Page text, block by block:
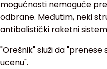
mogućnosti nemoguće
odbrane. Međutim, neki
antibalistički raketni
"Orešnik" služi da
ucenu".